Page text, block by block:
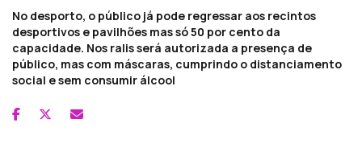
No desporto, o público já pode regressar aos recintos
desportivos e pavilhões mas só 50 por cento da
capacidade. Nos ralis será autorizada a presença de
público, mas com máscaras, cumprindo o distanciamento
social e sem consumir álcool